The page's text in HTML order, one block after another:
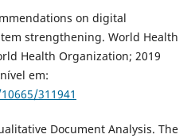
on digital
strengthening. World Health
Health Organization; 2019
em:
311941
Document Analysis. The